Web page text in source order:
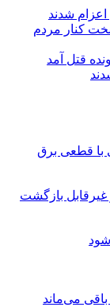
کنار مردم
قتل آمد
با قطعی برق
بازگشت
شود